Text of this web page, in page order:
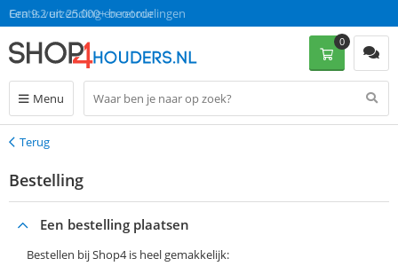
Gratis verzending en retour
Een 9.2 uit 25.000+ beoordelingen
Menu
0
Terug
Terug
Bestelling
Een bestelling plaatsen
Bestellen bij Shop4 is heel gemakkelijk: